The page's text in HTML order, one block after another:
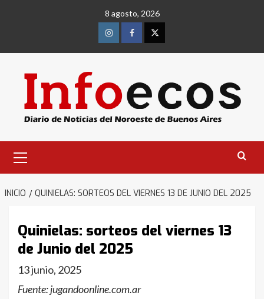
8 agosto, 2026
InstagramFacebookTwitter
primario
INICIO QUINIELAS: SORTEOS DEL VIERNES 13 DE JUNIO DEL 2025
Quinielas: sorteos del viernes 13
de Junio del 2025
13 junio, 2025
Fuente: jugandoonline.com.ar